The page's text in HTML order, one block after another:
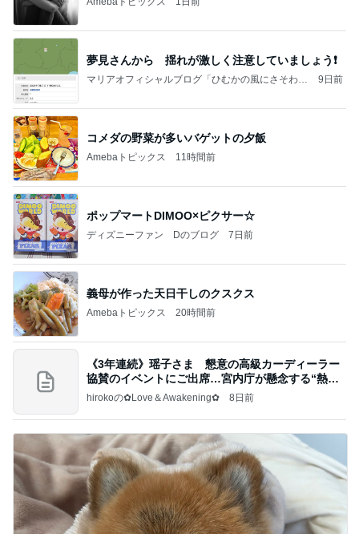
夢見さんから 揺れが激しく注意していましょう❗️
マリアオフィシャルブログ「ひむかの風にさそわれ
9日前
コメダの野菜が多いバゲットの夕飯
Amebaトピックス 11時間前
ポップマートDIMOO×ピクサー☆
ディズニーファン Dのブログ 7日前
義母が作った天日干しのクスクス
Amebaトピックス 20時間前
《3年連続》瑶子さま 懇意の高級カーディーラー
協賛のイベントにご出席…宮内庁が懸念する“熱心
すぎ
hirokoの✿Love＆Awakening✿ 8日前